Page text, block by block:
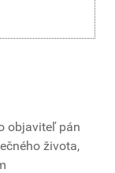
objaviteľ pán
života,